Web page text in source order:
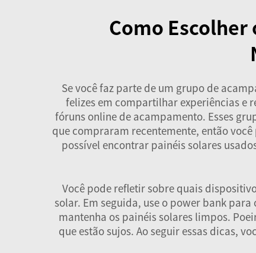
Como Escolher
Se você faz parte de um grupo de
felizes em compartilhar experiências e
fóruns online de acampamento. Esses
que compraram recentemente, então
possível encontrar painéis solares
Você pode refletir sobre quais
solar. Em seguida, use o power bank
mantenha os painéis solares limpos.
que estão sujos. Ao seguir essas dicas,